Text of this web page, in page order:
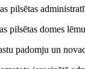
pilsētas
pilsētas domes
padomju un